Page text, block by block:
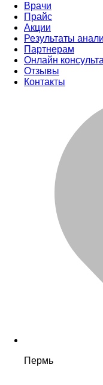
Врачи
Прайс
Акции
Результаты
Партнерам
Онлайн
Отзывы
Контакты
Пермь